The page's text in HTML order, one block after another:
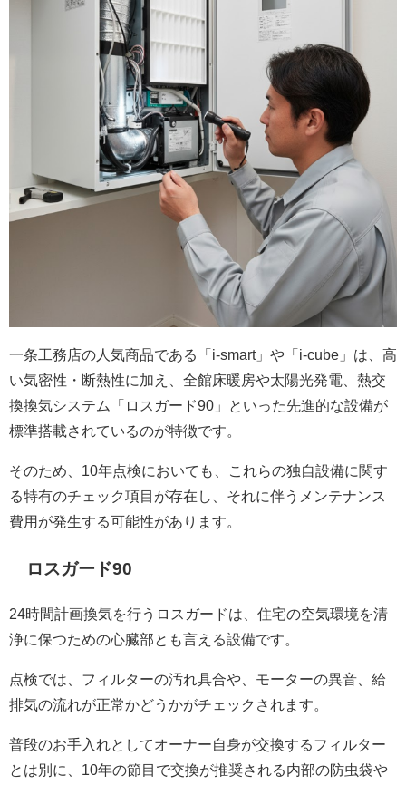
一条工務店の人気商品である「i-smart」や「i-cube」は、高
い気密性・断熱性に加え、全館床暖房や太陽光発電、熱交
換換気システム「ロスガード90」といった先進的な設備が
標準搭載されているのが特徴です。
そのため、10年点検においても、これらの独自設備に関す
る特有のチェック項目が存在し、それに伴うメンテナンス
費用が発生する可能性があります。
ロスガード90
24時間計画換気を行うロスガードは、住宅の空気環境を清
浄に保つための心臓部とも言える設備です。
点検では、フィルターの汚れ具合や、モーターの異音、給
排気の流れが正常かどうかがチェックされます。
普段のお手入れとしてオーナー自身が交換するフィルター
とは別に、10年の節目で交換が推奨される内部の防虫袋や